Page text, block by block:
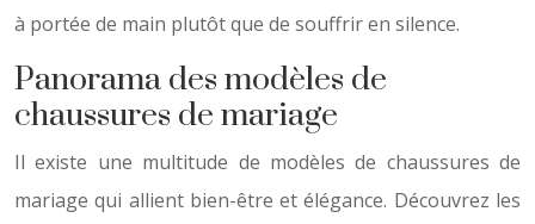
à portée de main plutôt que de souffrir en silence.
Panorama des modèles de
chaussures de mariage
Il existe une multitude de modèles de chaussures de
mariage qui allient bien-être et élégance. Découvrez les